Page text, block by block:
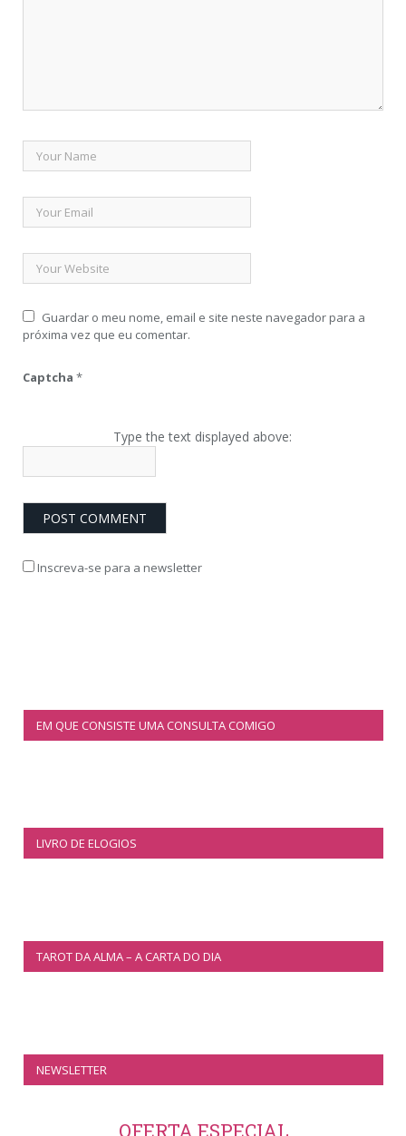
Guardar o meu nome, email e site neste navegador para a
próxima vez que eu comentar.
Captcha *
Type the text displayed above:
Inscreva-se para a newsletter
EM QUE CONSISTE UMA CONSULTA COMIGO
LIVRO DE ELOGIOS
TAROT DA ALMA – A CARTA DO DIA
NEWSLETTER